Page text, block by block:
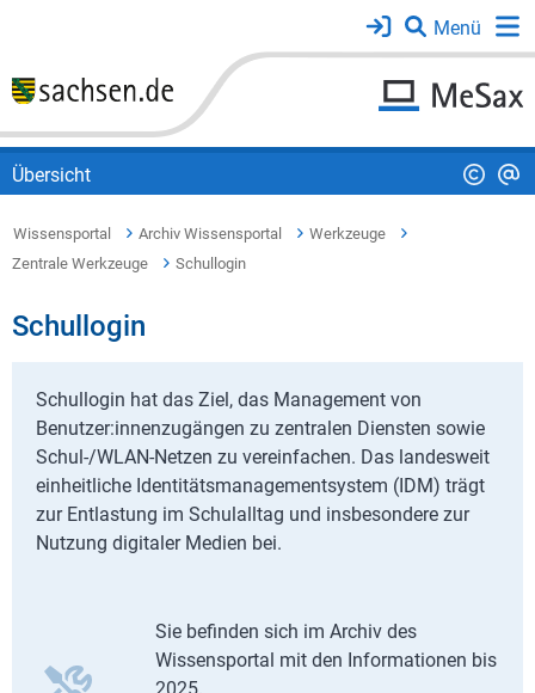
Übersicht
Wissensportal Archiv Wissensportal
Werkzeuge
Zentrale Werkzeuge
Schullogin
Schullogin
Schullogin hat das Ziel, das Management von
Benutzer:innenzugängen zu zentralen Diensten sowie
Schul-/WLAN-Netzen zu vereinfachen. Das landesweit
einheitliche Identitätsmanagementsystem (IDM) trägt
zur Entlastung im Schulalltag und insbesondere zur
Nutzung digitaler Medien bei.
Sie befinden sich im Archiv des
Wissensportal mit den Informationen bis
2025.